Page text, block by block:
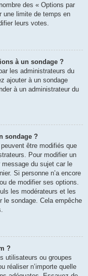
des « Options par
une limite de temps en
leurs votes.
à un sondage ?
les administrateurs du
ajouter à un sondage
à un administrateur du
sondage ?
être modifiés que
Pour modifier un
du sujet car le
Si personne n’a encore
de modifier ses options.
les modérateurs et les
le sondage. Cela empêche
?
utilisateurs ou groupes
réaliser n’importe quelle